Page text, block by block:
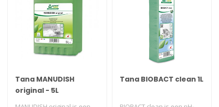
Tana MANUDISH
original - 5L
Tana BIOBACT clean 1L